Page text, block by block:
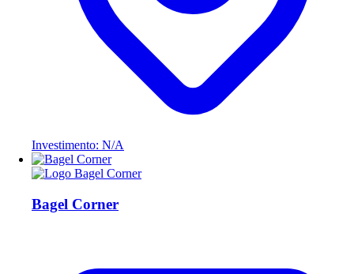
Investimento: N/A
Bagel Corner